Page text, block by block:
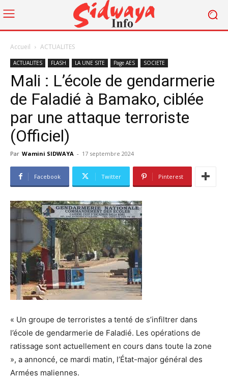
Accueil ACTUALITES
ACTUALITES FLASH LA UNE SITE Page AES SOCIETE
Mali : L’école de gendarmerie
de Faladié à Bamako, ciblée
par une attaque terroriste
(Officiel)
Par Wamini SIDWAYA - 17 septembre 2024
Facebook Twitter Pinterest
« Un groupe de terroristes a tenté de s’infiltrer dans
l’école de gendarmerie de Faladié. Les opérations de
ratissage sont actuellement en cours dans toute la zone
», a annoncé, ce mardi matin, l’État-major général des
Armées maliennes.